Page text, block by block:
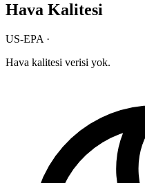
Hava Kalitesi
US-EPA ·
Hava kalitesi verisi yok.